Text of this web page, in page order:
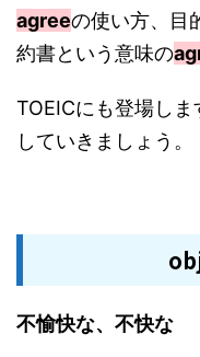
agreeの使い方、目
約書という意味の
TOEICにも登場し
していきましょう。
不愉快な、不快な